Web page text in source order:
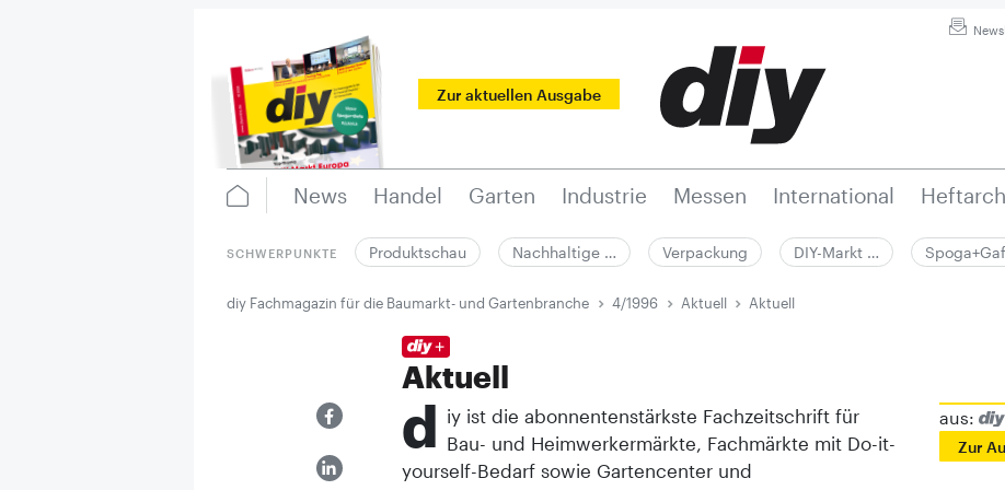
Zur aktuellen Ausgabe
News Handel Garten Industrie Messen International
SCHWERPUNKTE Produktschau Nachhaltige … Verpackung DIY-Markt …
diy Fachmagazin für die Baumarkt- und Gartenbranche 4/1996 Aktuell Aktuell
Aktuell
aus:
Zur
d iy ist die abonnentenstärkste Fachzeitschrift für
Bau- und Heimwerkermärkte, Fachmärkte mit Do-it-
yourself-Bedarf sowie Gartencenter und